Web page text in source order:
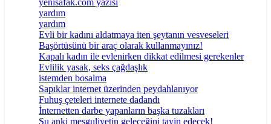
yardım
yardım
Evli bir kadını aldatmaya iten şeytanın vesveseleri
Başörtüsünü bir araç olarak kullanmayınız!
Kapalı kadın ile evlenirken dikkat edilmesi gerekenler
Evlilik yasak, seks çağdaşlık
istemden bosalma
Sapıklar internet üzerinden peydahlanıyor
Fuhuş çeteleri internete dadandı
İnternetten darbe yapanların başka tuzakları
Şu anki meşguliyetin geleceğini tayin edecek!